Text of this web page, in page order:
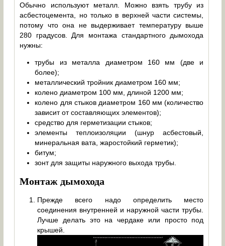
Обычно используют металл. Можно взять трубу из
асбестоцемента, но только в верхней части системы,
потому что она не выдерживает температуру выше
280 градусов. Для монтажа стандартного дымохода
нужны:
трубы из металла диаметром 160 мм (две и
более);
металлический тройник диаметром 160 мм;
колено диаметром 100 мм, длиной 1200 мм;
колено для стыков диаметром 160 мм (количество
зависит от составляющих элементов);
средство для герметизации стыков;
элементы теплоизоляции (шнур асбестовый,
минеральная вата, жаростойкий герметик);
битум;
зонт для защиты наружного выхода трубы.
Монтаж дымохода
Прежде всего надо определить место
соединения внутренней и наружной части трубы.
Лучше делать это на чердаке или просто под
крышей.